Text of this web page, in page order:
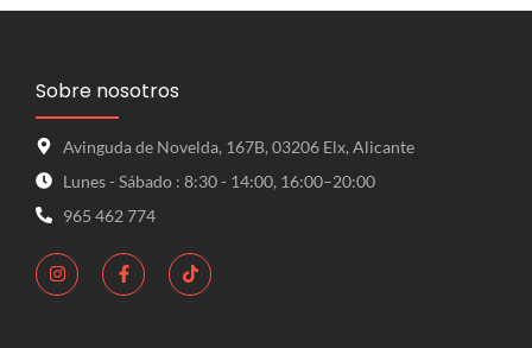
Sobre nosotros
Avinguda de Novelda, 167B, 03206 Elx, Alicante
Lunes - Sábado : 8:30 - 14:00, 16:00–20:00
965 462 774